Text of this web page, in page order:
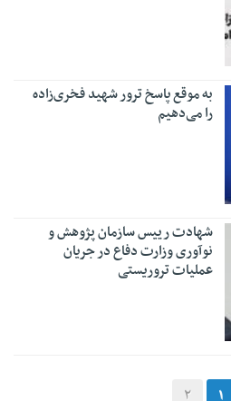
به موقع پاسخ ترور شهید فخری‌زاده
را می‌دهیم
شهادت رییس سازمان پژوهش و
نوآوری وزارت دفاع در جریان
عملیات تروریستی
1
2